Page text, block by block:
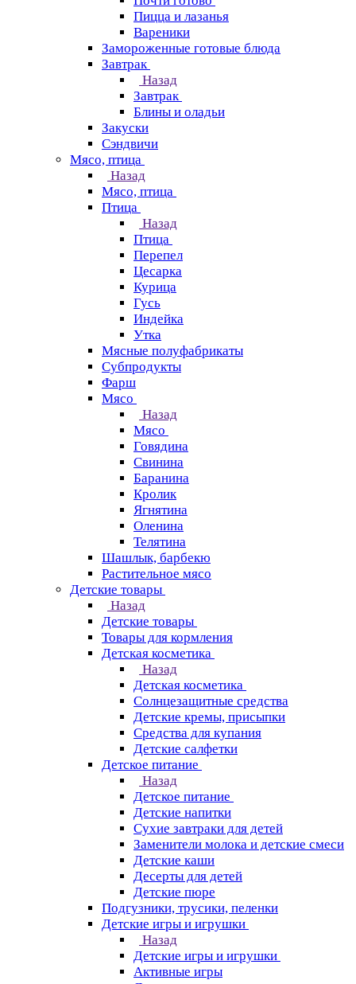
Пицца и лазанья
Вареники
Замороженные готовые блюда
Завтрак
Назад
Завтрак
Блины и оладьи
Закуски
Сэндвичи
Мясо, птица
Назад
Мясо, птица
Птица
Назад
Птица
Перепел
Цесарка
Курица
Гусь
Индейка
Утка
Мясные полуфабрикаты
Субпродукты
Фарш
Мясо
Назад
Мясо
Говядина
Свинина
Баранина
Кролик
Ягнятина
Оленина
Телятина
Шашлык, барбекю
Растительное мясо
Детские товары
Назад
Детские товары
Товары для кормления
Детская косметика
Назад
Детская косметика
Солнцезащитные средства
Детские кремы, присыпки
Средства для купания
Детские салфетки
Детское питание
Назад
Детское питание
Детские напитки
Сухие завтраки для детей
Заменители молока и детские смеси
Детские каши
Десерты для детей
Детские пюре
Подгузники, трусики, пеленки
Детские игры и игрушки
Назад
Детские игры и игрушки
Активные игры